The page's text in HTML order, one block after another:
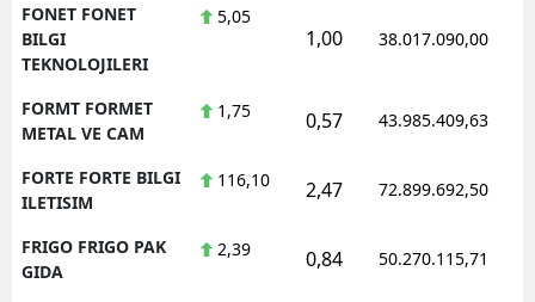
FONET FONET
BILGI
TEKNOLOJILERI
5,05
1,00 38.017.090,00
FORMT FORMET
METAL VE CAM
1,75 0,57 43.985.409,63
FORTE FORTE BILGI
ILETISIM
116,10 2,47 72.899.692,50
FRIGO FRIGO PAK
GIDA
2,39 0,84 50.270.115,71